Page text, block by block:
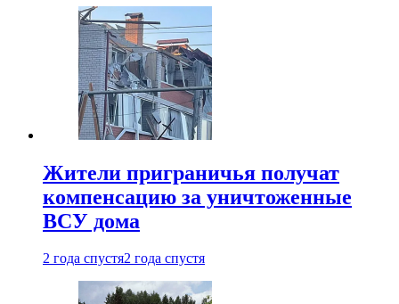
Жители приграничья получат
компенсацию за уничтоженные
ВСУ дома
2 года спустя2 года спустя